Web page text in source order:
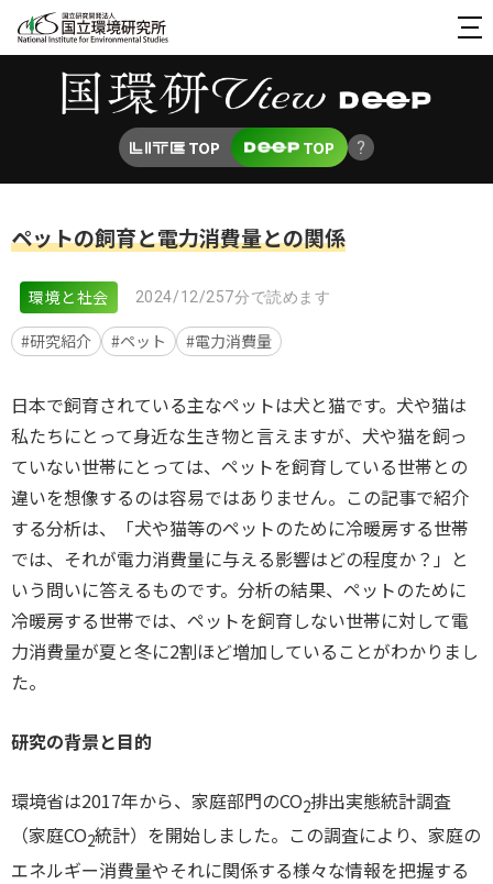
TOP TOP
ペットの飼育と電力消費量との関係
環境と社会 2024/12/257分で読めます
#研究紹介 #ペット #電力消費量
日本で飼育されている主なペットは犬と猫です。犬や猫は
私たちにとって身近な生き物と言えますが、犬や猫を飼っ
ていない世帯にとっては、ペットを飼育している世帯との
違いを想像するのは容易ではありません。この記事で紹介
する分析は、「犬や猫等のペットのために冷暖房する世帯
では、それが電力消費量に与える影響はどの程度か？」と
いう問いに答えるものです。分析の結果、ペットのために
冷暖房する世帯では、ペットを飼育しない世帯に対して電
力消費量が夏と冬に2割ほど増加していることがわかりまし
た。
研究の背景と目的
環境省は2017年から、家庭部門のCO2排出実態統計調査
（家庭CO2統計）を開始しました。この調査により、家庭の
エネルギー消費量やそれに関係する様々な情報を把握する